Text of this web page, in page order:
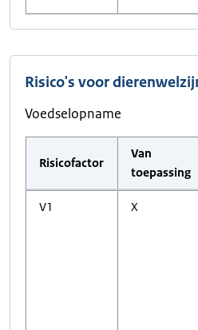
Risico's voor
Voedselopname
Risicofactor
Van
toepassing
V1 X